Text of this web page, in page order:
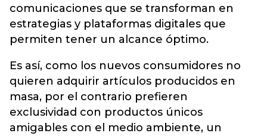
comunicaciones que se transforman en
estrategias y plataformas digitales que
permiten tener un alcance óptimo.
Es así, como los nuevos consumidores no
quieren adquirir artículos producidos en
masa, por el contrario prefieren
exclusividad con productos únicos
amigables con el medio ambiente, un